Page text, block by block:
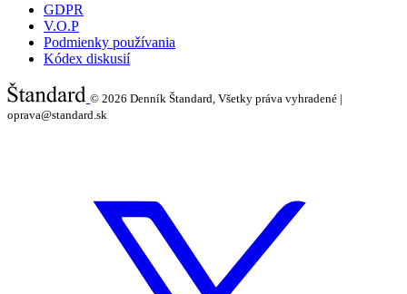
GDPR
V.O.P
Podmienky používania
Kódex diskusií
© 2026 Denník Štandard, Všetky práva vyhradené |
oprava@standard.sk